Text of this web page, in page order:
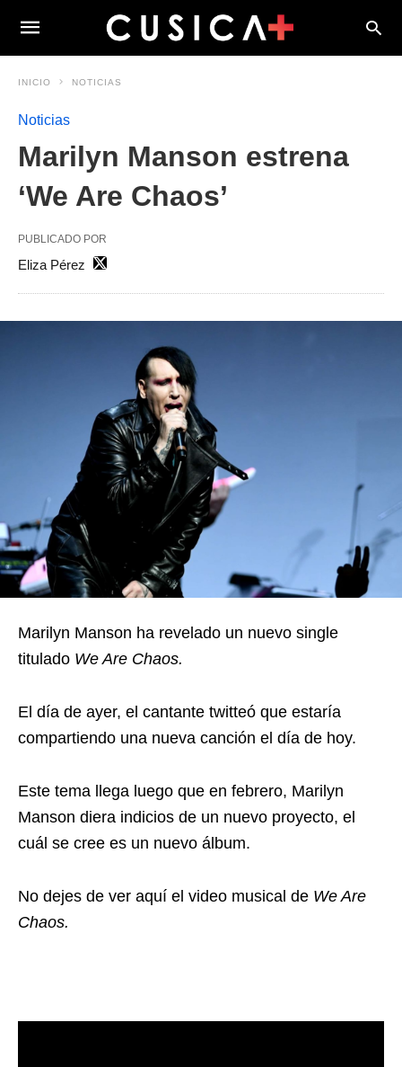
INICIO NOTICIAS
Noticias
Marilyn Manson estrena
‘We Are Chaos’
PUBLICADO POR
Eliza Pérez
Marilyn Manson ha revelado un nuevo single
titulado We Are Chaos.
El día de ayer, el cantante twitteó que estaría
compartiendo una nueva canción el día de hoy.
Este tema llega luego que en febrero, Marilyn
Manson diera indicios de un nuevo proyecto, el
cuál se cree es un nuevo álbum.
No dejes de ver aquí el video musical de We Are
Chaos.